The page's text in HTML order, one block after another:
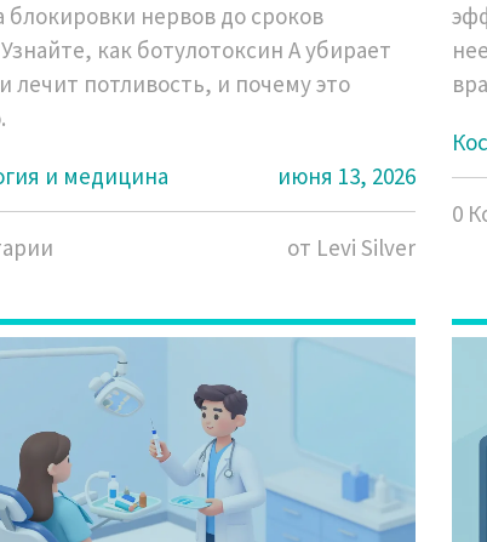
блокировки нервов до сроков
как ботулотоксин А убирает
потливость, и почему это
и медицина
июня 13, 2026
от Levi Silver
0